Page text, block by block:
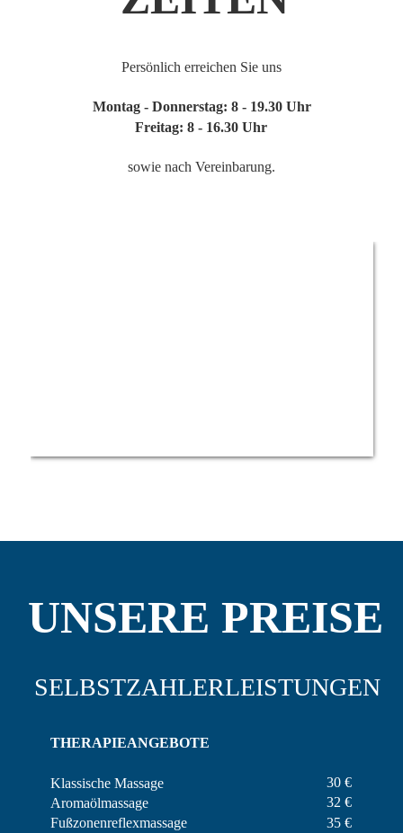
Persönlich erreichen Sie uns
Montag - Donnerstag: 8 - 19.30 Uhr
Freitag: 8 - 16.30 Uhr
sowie nach Vereinbarung.
UNSERE PREISE
SELBSTZAHLERLEISTUNGEN
30 €
32 €
35 €
THERAPIEANGEBOTE
Klassische Massage
Aromaölmassage
Fußzonenreflexmassage